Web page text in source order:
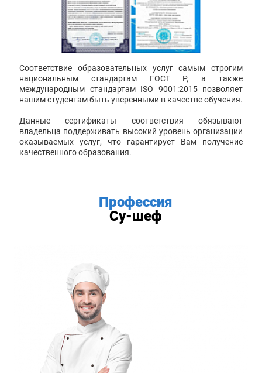
Соответствие образовательных услуг самым строгим
национальным стандартам ГОСТ Р, а также
международным стандартам ISO 9001:2015 позволяет
нашим студентам быть уверенными в качестве обучения.
Данные сертификаты соответствия обязывают
владельца поддерживать высокий уровень организации
оказываемых услуг, что гарантирует Вам получение
качественного образования.
Профессия
Су-шеф